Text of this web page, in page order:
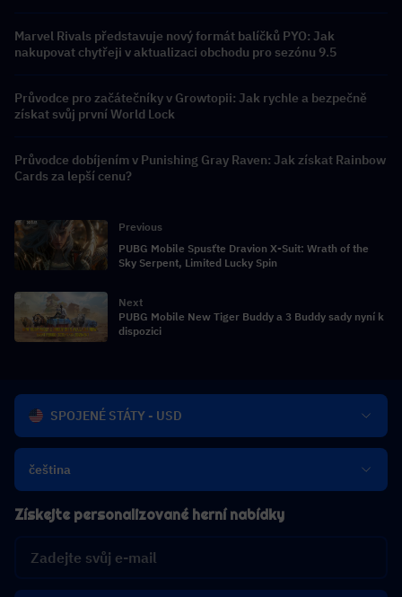
Marvel Rivals představuje nový formát balíčků PYO: Jak
nakupovat chytřeji v aktualizaci obchodu pro sezónu 9.5
Průvodce pro začátečníky v Growtopii: Jak rychle a bezpečně
získat svůj první World Lock
Průvodce dobíjením v Punishing Gray Raven: Jak získat Rainbow
Cards za lepší cenu?
Previous
PUBG Mobile Spusťte Dravion X-Suit: Wrath of the
Sky Serpent, Limited Lucky Spin
Next
PUBG Mobile New Tiger Buddy a 3 Buddy sady nyní k
dispozici
SPOJENÉ STÁTY - USD
čeština
Získejte personalizované herní nabídky